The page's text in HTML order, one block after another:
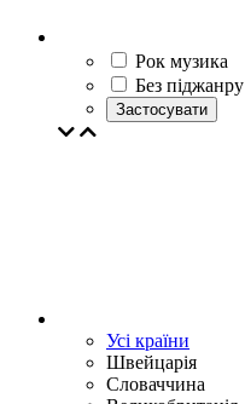
Рок музика
Без піджанру
Застосувати
Усі країни
Швейцарія
Словаччина